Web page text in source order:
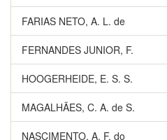
FARIAS NETO, A. L. de
FERNANDES JUNIOR, F.
HOOGERHEIDE, E. S. S.
MAGALHÃES, C. A. de S.
NASCIMENTO, A. F. do